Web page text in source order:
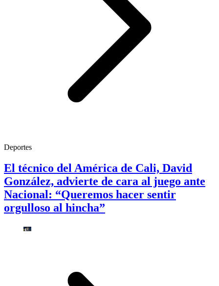
Deportes
El técnico del América de Cali, David
González, advierte de cara al juego ante
Nacional: “Queremos hacer sentir
orgulloso al hincha”